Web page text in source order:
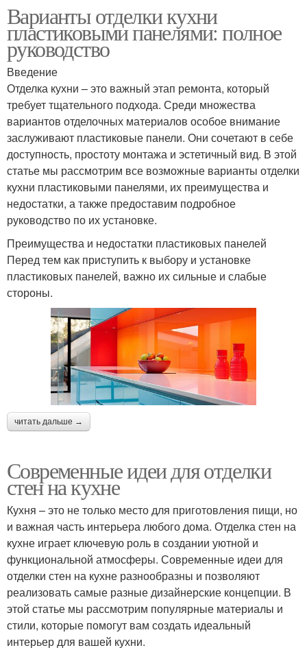
Рисунок на кухню
Варианты отделки кухни
пластиковыми панелями: полное
руководство
Введение
Отделка кухни – это важный этап ремонта, который
требует тщательного подхода. Среди множества
вариантов отделочных материалов особое внимание
заслуживают пластиковые панели. Они сочетают в себе
доступность, простоту монтажа и эстетичный вид. В этой
статье мы рассмотрим все возможные варианты отделки
кухни пластиковыми панелями, их преимущества и
недостатки, а также предоставим подробное
руководство по их установке.
Преимущества и недостатки пластиковых панелей
Перед тем как приступить к выбору и установке
пластиковых панелей, важно их сильные и слабые
стороны.
читать дальше →
Современные идеи для отделки
стен на кухне
Кухня – это не только место для приготовления пищи, но
и важная часть интерьера любого дома. Отделка стен на
кухне играет ключевую роль в создании уютной и
функциональной атмосферы. Современные идеи для
отделки стен на кухне разнообразны и позволяют
реализовать самые разные дизайнерские концепции. В
этой статье мы рассмотрим популярные материалы и
стили, которые помогут вам создать идеальный
интерьер для вашей кухни.